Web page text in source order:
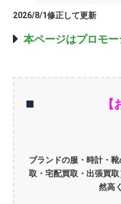
2026/8/1修正して更新
本ページはプロモ
ブランドの服・時計・
取・宅配買取・出張買
然高